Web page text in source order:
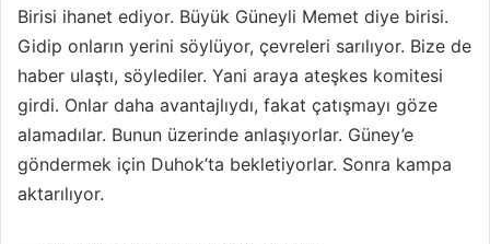
Birisi ihanet ediyor. Büyük Güneyli Memet diye birisi.
Gidip onların yerini söylüyor, çevreleri sarılıyor. Bize de
haber ulaştı, söylediler. Yani araya ateşkes komitesi
girdi. Onlar daha avantajlıydı, fakat çatışmayı göze
alamadılar. Bunun üzerinde anlaşıyorlar. Güney’e
göndermek için Duhok’ta bekletiyorlar. Sonra kampa
aktarılıyor.